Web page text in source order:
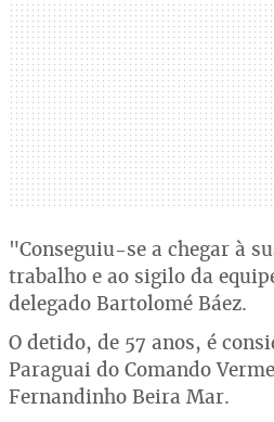
"Conseguiu-se a chegar à
trabalho e ao sigilo da
delegado Bartolomé Báez.
O detido, de 57 anos, é
Paraguai do Comando
Fernandinho Beira Mar.